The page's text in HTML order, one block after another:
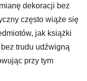
dekoracji bez
często wiąże się
jak książki
trudu udźwigną
przy tym